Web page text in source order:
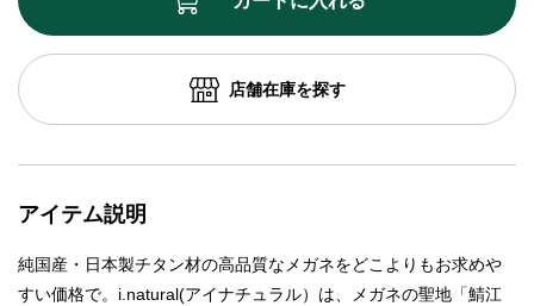
店舗在庫を探す
アイテム説明
純国産・日本製チタン材の高品質なメガネをどこよりもお求めや
すい価格で。i.natural(アイナチュラル）は、メガネの聖地「鯖江